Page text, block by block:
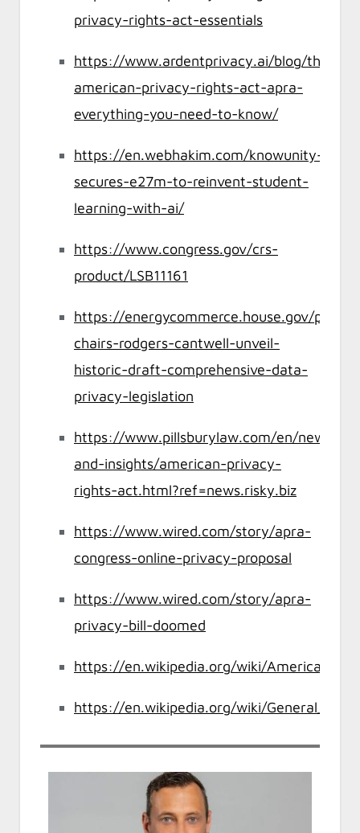
privacy-rights-act-essentials
https://www.ardentprivacy.ai/blog/the-
american-privacy-rights-act-apra-
everything-you-need-to-know/
https://en.webhakim.com/knowunity-
secures-e27m-to-reinvent-student-
learning-with-ai/
https://www.congress.gov/crs-
product/LSB11161
https://energycommerce.house.gov/
chairs-rodgers-cantwell-unveil-
historic-draft-comprehensive-data-
privacy-legislation
https://www.pillsburylaw.com/en/news-
and-insights/american-privacy-
rights-act.html?ref=news.risky.biz
https://www.wired.com/story/apra-
congress-online-privacy-proposal
https://www.wired.com/story/apra-
privacy-bill-doomed
https://en.wikipedia.org/wiki/
https://en.wikipedia.org/wiki/